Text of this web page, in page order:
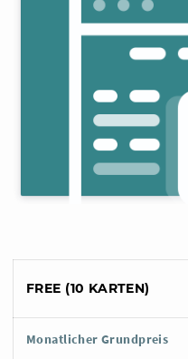
FREE (10 KARTEN)
Monatlicher Grundpreis